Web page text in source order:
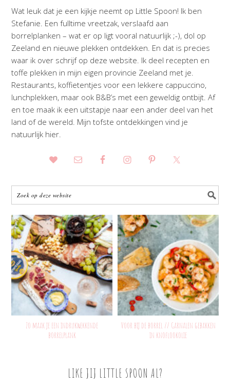
Wat leuk dat je een kijkje neemt op Little Spoon! Ik ben
Stefanie. Een fulltime vreetzak, verslaafd aan
borrelplanken – wat er op ligt vooral natuurlijk ;-), dol op
Zeeland en nieuwe plekken ontdekken. En dat is precies
waar ik over schrijf op deze website. Ik deel recepten en
toffe plekken in mijn eigen provincie Zeeland met je.
Restaurants, koffietentjes voor een lekkere cappuccino,
lunchplekken, maar ook B&B’s met een geweldig ontbijt. Af
en toe maak ik een uitstapje naar een ander deel van het
land of de wereld. Mijn tofste ontdekkingen vind je
natuurlijk hier.
Zo maak je een indrukwekkende
borrelplank
Voor bij de borrel // Garnalen gebakken
in knoflookolie
LIKE JIJ LITTLE SPOON AL?